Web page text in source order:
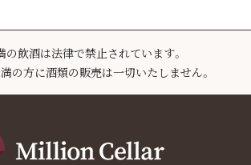
の飲酒は法律で禁止されています。
の方に酒類の販売は一切いたしません。